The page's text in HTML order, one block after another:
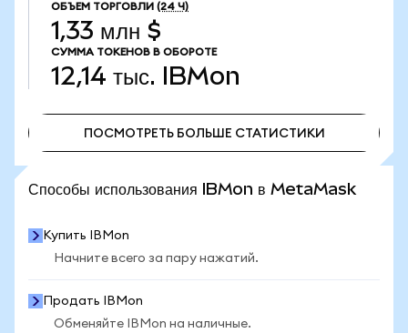
ОБЪЕМ ТОРГОВЛИ (24 Ч)
1,33 млн $
СУММА ТОКЕНОВ В ОБОРОТЕ
12,14 тыс. IBMon
ПОСМОТРЕТЬ БОЛЬШЕ СТАТИСТИКИ
Способы использования IBMon в MetaMask
Купить IBMon
Начните всего за пару нажатий.
Продать IBMon
Обменяйте IBMon на наличные.